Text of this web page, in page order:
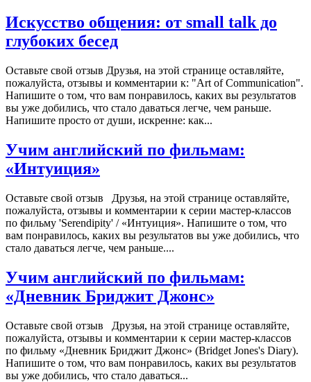
Искусство общения: от small talk до
глубоких бесед
Оставьте свой отзыв Друзья, на этой странице оставляйте,
пожалуйста, отзывы и комментарии к: "Art of Communication".
Напишите о том, что вам понравилось, каких вы результатов
вы уже добились, что стало даваться легче, чем раньше.
Напишите просто от души, искренне: как...
Учим английский по фильмам:
«Интуиция»
Оставьте свой отзыв Друзья, на этой странице оставляйте,
пожалуйста, отзывы и комментарии к серии мастер-классов
по фильму 'Serendipity' / «Интуиция». Напишите о том, что
вам понравилось, каких вы результатов вы уже добились, что
стало даваться легче, чем раньше....
Учим английский по фильмам:
«Дневник Бриджит Джонс»
Оставьте свой отзыв Друзья, на этой странице оставляйте,
пожалуйста, отзывы и комментарии к серии мастер-классов
по фильму «Дневник Бриджит Джонс» (Bridget Jones's Diary).
Напишите о том, что вам понравилось, каких вы результатов
вы уже добились, что стало даваться...